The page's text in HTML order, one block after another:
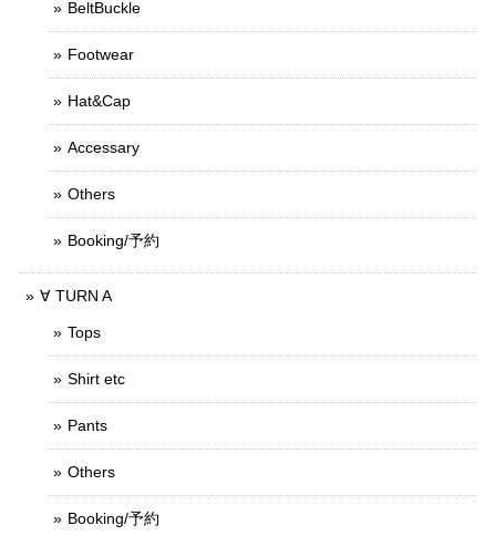
BeltBuckle
Footwear
Hat&Cap
Accessary
Others
Booking/予約
∀ TURN A
Tops
Shirt etc
Pants
Others
Booking/予約